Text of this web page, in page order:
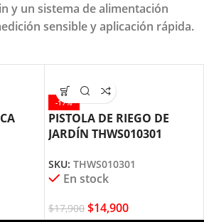
y un sistema de alimentación
sensible y aplicación rápida.
-17%
PISTOLA DE RIEGO DE
JARDÍN THWS010301
SKU: THWS010301
En stock
$17,900 $14,900